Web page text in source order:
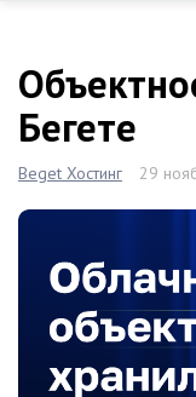
Бегете
Beget Хостинг 29